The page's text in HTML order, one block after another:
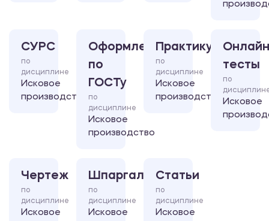
СУРС
по
дисциплине
Исковое
производство
Оформление
по
ГОСТу
по
дисциплине
Исковое
производство
Практикум
по
дисциплине
Исковое
производство
тесты
по
Исковое
Чертеж
по
дисциплине
Исковое
Шпаргалка
по
дисциплине
Исковое
Статьи
по
дисциплине
Исковое